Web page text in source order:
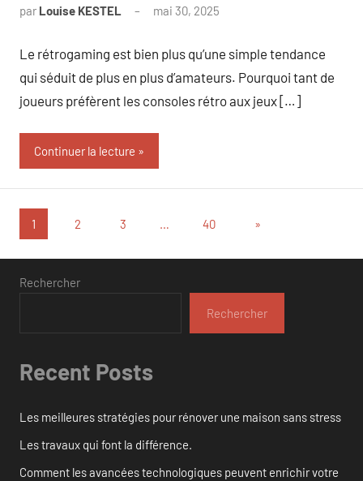
par Louise KESTEL mai 30, 2025
Le rétrogaming est bien plus qu’une simple tendance
qui séduit de plus en plus d’amateurs. Pourquoi tant de
joueurs préfèrent les consoles rétro aux jeux […]
Continuer la lecture
Pagination
des
publications
1 2 3 … 40
Articles
»
Rechercher
Rechercher
Recent Posts
Les meilleures stratégies pour rénover une maison sans stress
Les travaux qui font la différence.
Comment les avancées technologiques peuvent enrichir votre